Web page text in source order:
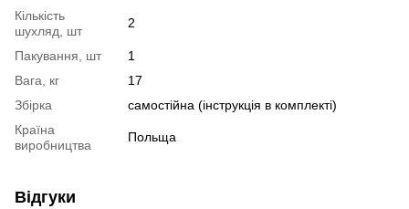
Кількість
шухляд, шт
2
Пакування, шт
1
Вага, кг
17
Збірка
самостійна (інструкція в комплекті)
Країна
виробництва
Польща
Відгуки